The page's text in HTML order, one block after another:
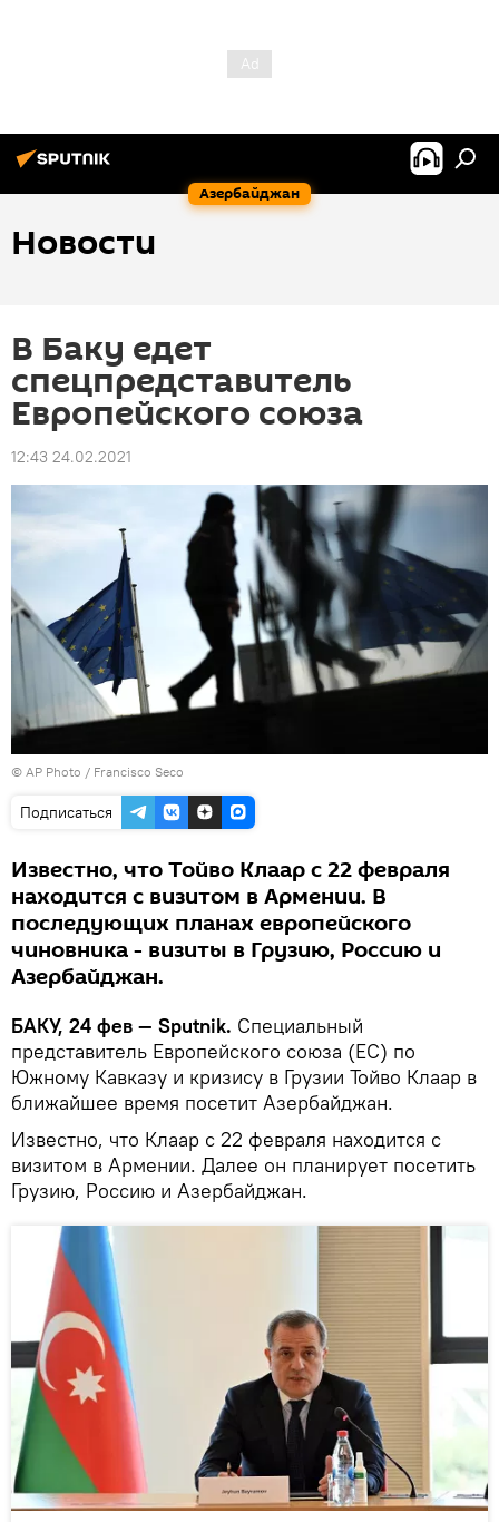
Азербайджан
Новости
В Баку едет
спецпредставитель
Европейского союза
12:43 24.02.2021
© AP Photo / Francisco Seco
Подписаться
Известно, что Тойво Клаар с 22 февраля
находится с визитом в Армении. В
последующих планах европейского
чиновника - визиты в Грузию, Россию и
Азербайджан.
БАКУ, 24 фев — Sputnik. Специальный
представитель Европейского союза (ЕС) по
Южному Кавказу и кризису в Грузии Тойво Клаар в
ближайшее время посетит Азербайджан.
Известно, что Клаар с 22 февраля находится с
визитом в Армении. Далее он планирует посетить
Грузию, Россию и Азербайджан.